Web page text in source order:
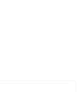
通知》人社
书遗失、损